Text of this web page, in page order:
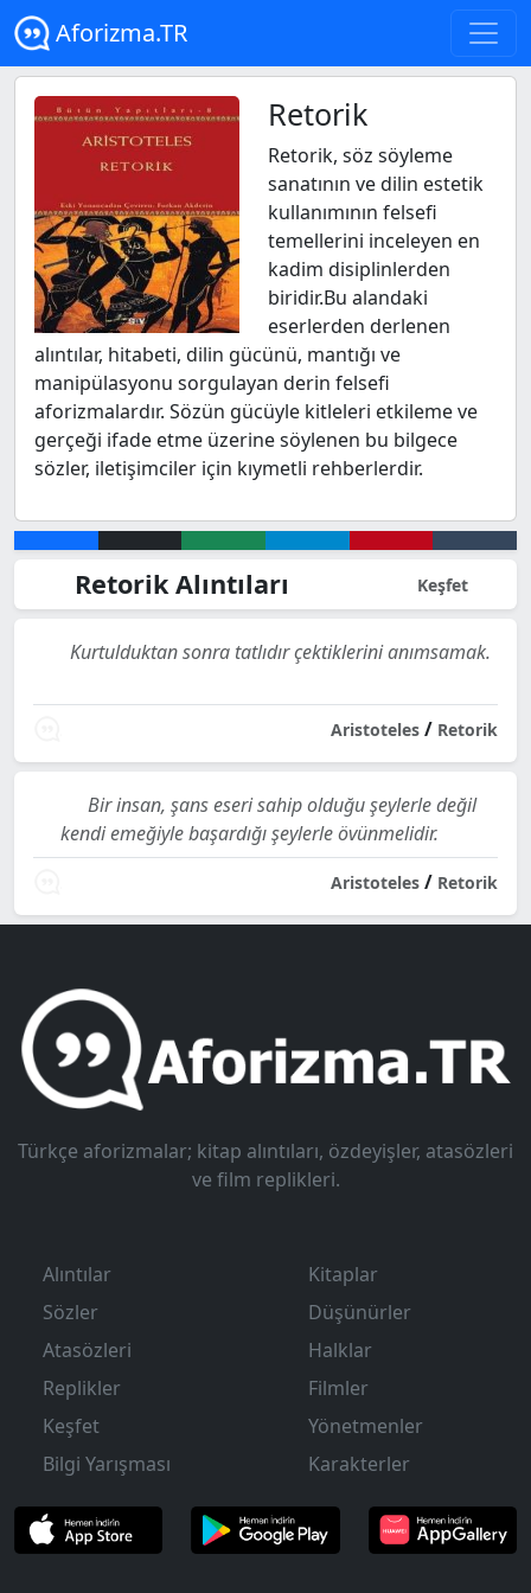
Aforizma.TR
Retorik
Retorik, söz söyleme
sanatının ve dilin estetik
kullanımının felsefi
temellerini inceleyen en
kadim disiplinlerden
biridir.Bu alandaki
eserlerden derlenen
alıntılar, hitabeti, dilin gücünü, mantığı ve
manipülasyonu sorgulayan derin felsefi
aforizmalardır. Sözün gücüyle kitleleri etkileme ve
gerçeği ifade etme üzerine söylenen bu bilgece
sözler, iletişimciler için kıymetli rehberlerdir.
Retorik Alıntıları Keşfet
Kurtulduktan sonra tatlıdır çektiklerini anımsamak.
Aristoteles / Retorik
Bir insan, şans eseri sahip olduğu şeylerle değil
kendi emeğiyle başardığı şeylerle övünmelidir.
Aristoteles / Retorik
Türkçe aforizmalar; kitap alıntıları, özdeyişler, atasözleri
ve film replikleri.
Alıntılar
Sözler
Atasözleri
Replikler
Keşfet
Bilgi Yarışması
Kitaplar
Düşünürler
Halklar
Filmler
Yönetmenler
Karakterler